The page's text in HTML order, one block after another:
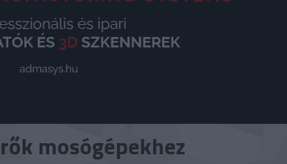
mosógépekhez